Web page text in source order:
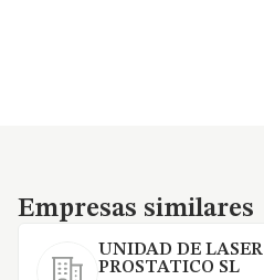
Empresas similares
Empresas similares
UNIDAD DE LASER
PROSTATICO SL